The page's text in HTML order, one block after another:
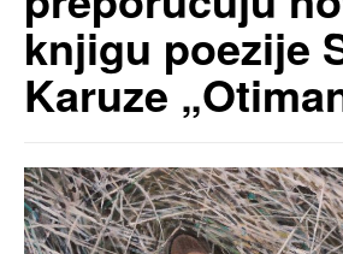
knjigu poezije
Karuze